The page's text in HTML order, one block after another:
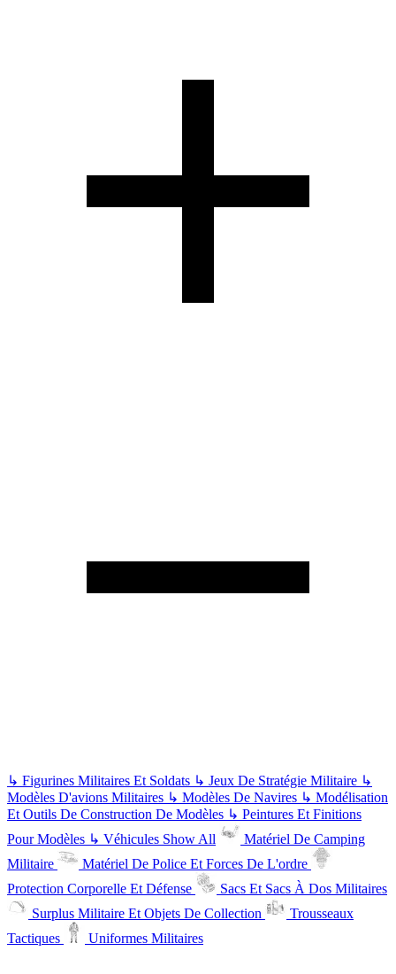
↳ Figurines Militaires Et Soldats ↳ Jeux De Stratégie Militaire ↳
Modèles D'avions Militaires ↳ Modèles De Navires ↳ Modélisation
Et Outils De Construction De Modèles ↳ Peintures Et Finitions
Pour Modèles ↳ Véhicules Show All
Matériel De Camping
Militaire
Matériel De Police Et Forces De L'ordre
Protection Corporelle Et Défense
Sacs Et Sacs À Dos Militaires
Surplus Militaire Et Objets De Collection
Trousseaux
Tactiques
Uniformes Militaires